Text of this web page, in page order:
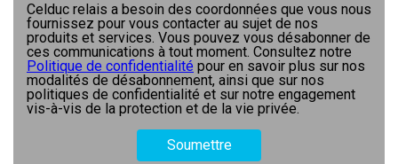
Celduc relais a besoin des coordonnées que vous nous
fournissez pour vous contacter au sujet de nos
produits et services. Vous pouvez vous désabonner de
ces communications à tout moment. Consultez notre
Politique de confidentialité pour en savoir plus sur nos
modalités de désabonnement, ainsi que sur nos
politiques de confidentialité et sur notre engagement
vis-à-vis de la protection et de la vie privée.